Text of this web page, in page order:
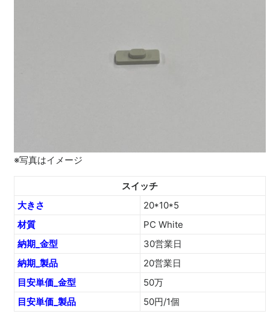
※写真はイメージ
スイッチ
大きさ
20*10*5
材質
PC White
納期_金型
30営業日
納期_製品
20営業日
目安単価_金型
50万
目安単価_製品
50円/1個